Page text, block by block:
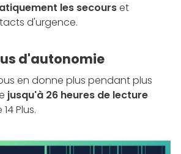
les secourset
d'urgence.
d'autonomie
en donne plus pendant plus
jusqu'à 26 heures de lecture
Plus.